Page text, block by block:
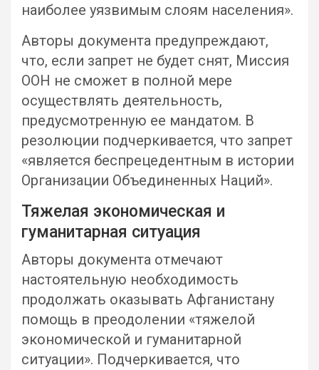
наиболее уязвимым слоям населения».
Авторы документа предупреждают,
что, если запрет не будет снят, Миссия
ООН не сможет в полной мере
осуществлять деятельность,
предусмотренную ее мандатом. В
резолюции подчеркивается, что запрет
«является беспрецедентным в истории
Организации Объединенных Наций».
Тяжелая экономическая и
гуманитарная ситуация
Авторы документа отмечают
настоятельную необходимость
продолжать оказывать Афганистану
помощь в преодолении «тяжелой
экономической и гуманитарной
ситуации». Подчеркивается, что